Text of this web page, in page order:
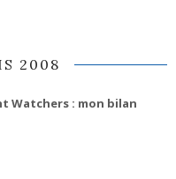
2008
Watchers : mon bilan